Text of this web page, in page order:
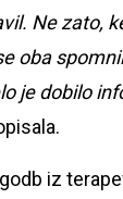
Ne zato,
oba
je dobilo
iz